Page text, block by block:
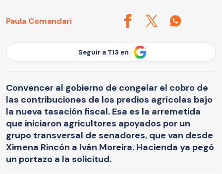
Paula Comandari
Seguir a T13 en
Convencer al gobierno de congelar el cobro de
las contribuciones de los predios agrícolas bajo
la nueva tasación fiscal. Esa es la arremetida
que iniciaron agricultores apoyados por un
grupo transversal de senadores, que van desde
Ximena Rincón a Iván Moreira. Hacienda ya pegó
un portazo a la solicitud.